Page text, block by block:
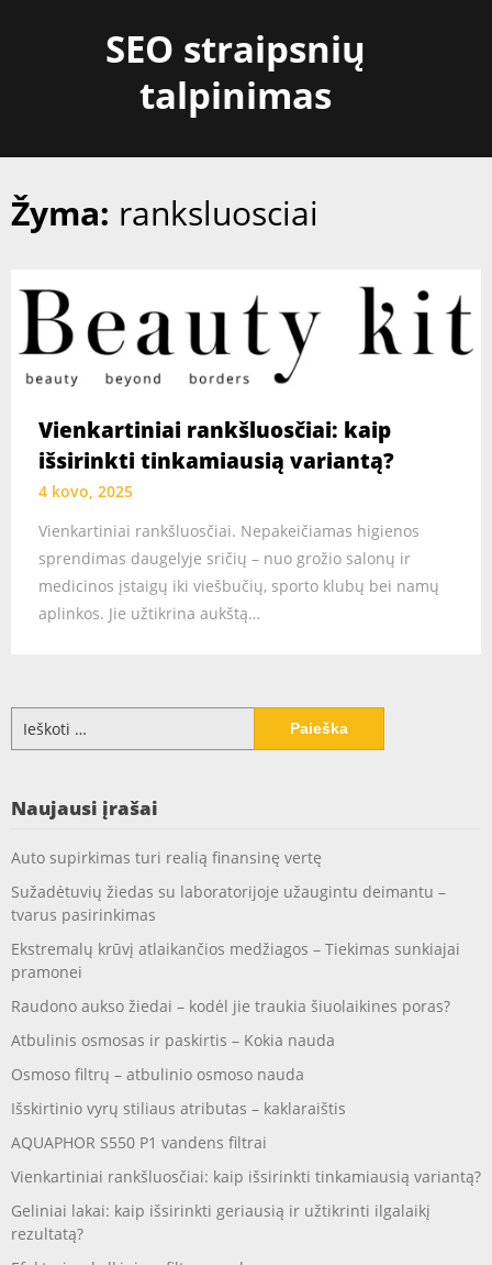
SEO straipsnių
talpinimas
Žyma: ranksluosciai
Vienkartiniai rankšluosčiai: kaip
išsirinkti tinkamiausią variantą?
4 kovo, 2025
Vienkartiniai rankšluosčiai. Nepakeičiamas higienos
sprendimas daugelyje sričių – nuo grožio salonų ir
medicinos įstaigų iki viešbučių, sporto klubų bei namų
aplinkos. Jie užtikrina aukštą…
Ieškoti:
Naujausi įrašai
Auto supirkimas turi realią finansinę vertę
Sužadėtuvių žiedas su laboratorijoje užaugintu deimantu –
tvarus pasirinkimas
Ekstremalų krūvį atlaikančios medžiagos – Tiekimas sunkiajai
pramonei
Raudono aukso žiedai – kodėl jie traukia šiuolaikines poras?
Atbulinis osmosas ir paskirtis – Kokia nauda
Osmoso filtrų – atbulinio osmoso nauda
Išskirtinio vyrų stiliaus atributas – kaklaraištis
AQUAPHOR S550 P1 vandens filtrai
Vienkartiniai rankšluosčiai: kaip išsirinkti tinkamiausią variantą?
Geliniai lakai: kaip išsirinkti geriausią ir užtikrinti ilgalaikį
rezultatą?